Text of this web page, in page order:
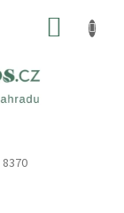
8370